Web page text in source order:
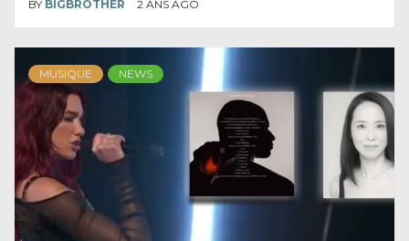
BY BIGBROTHER 2 ANS AGO
MUSIQUE NEWS